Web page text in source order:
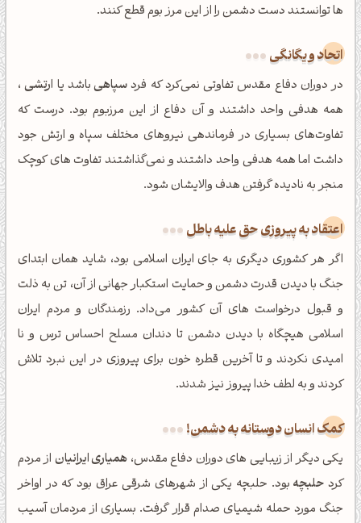
ها توانستند دست دشمن را از این مرز بوم قطع کنند.
اتحاد و یگانگی
در دوران دفاع مقدس تفاوتی نمی‌کرد که فردسپاهیباشد یا ارتشی،
همه هدفی واحد داشتند و آن دفاع از این مرزبوم بود. درست که
تفاوت‌های بسیاری در فرماندهی نیروهای مختلف سپاه و ارتش جود
داشت اما همه هدفی واحد داشتند و نمی‌گذاشتند تفاوت های کوچک
منجر به نادیده گرفتن هدف والایشان شود.
اعتقاد به پیروزی حق علیه باطل
اگر هر کشوری دیگری به جای ایران اسلامی بود، شاید همان ابتدای
جنگ با دیدن قدرت دشمن و حمایت استکبار جهانی از آن، تن به ذلت
و قبول درخواست های آن کشور می‌داد. رزمندگان و مردم ایران
اسلامی هیچگاه با دیدن دشمن تا دندان مسلح احساس ترس و نا
امیدی نکردند و تا آخرین قطره خون برای پیروزی در این نبرد تلاش
کردند و به لطف خدا پیروز نیز شدند.
کمک انسان دوستانه به دشمن!
یکی دیگر از زیبایی های دوران دفاع مقدس، همیاری ایرانیان از مردم
کرد حلبچه بود. حلبچه یکی از شهرهای شرقی عراق بود که در اواخر
جنگ مورد حمله شیمیای صدام قرار گرفت. بسیاری از مردمان آسیب